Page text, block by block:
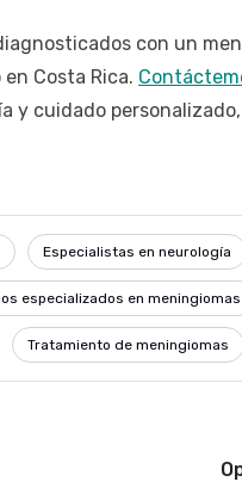
con un
Costa Rica.
y cuidado
Especialistas en neurología
especializados en meningiomas
Tratamiento de meningiomas